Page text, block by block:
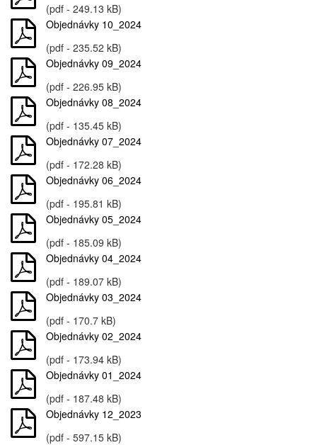
(pdf - 249.13 kB)
Objednávky 10_2024
(pdf - 235.52 kB)
Objednávky 09_2024
(pdf - 226.95 kB)
Objednávky 08_2024
(pdf - 135.45 kB)
Objednávky 07_2024
(pdf - 172.28 kB)
Objednávky 06_2024
(pdf - 195.81 kB)
Objednávky 05_2024
(pdf - 185.09 kB)
Objednávky 04_2024
(pdf - 189.07 kB)
Objednávky 03_2024
(pdf - 170.7 kB)
Objednávky 02_2024
(pdf - 173.94 kB)
Objednávky 01_2024
(pdf - 187.48 kB)
Objednávky 12_2023
(pdf - 597.15 kB)